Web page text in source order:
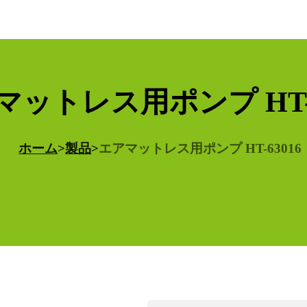
ットレス用ポンプ
ホーム>製品>エアマットレス用ポンプ HT-63016